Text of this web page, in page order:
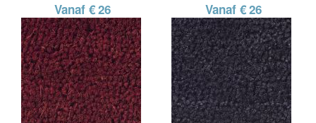
Vanaf €26 Vanaf €26